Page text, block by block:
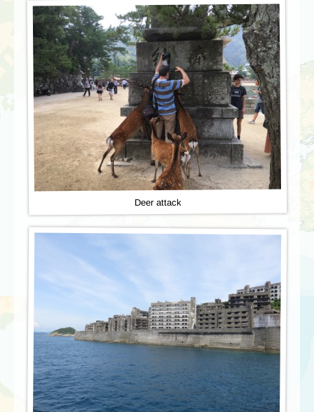
Deer attack